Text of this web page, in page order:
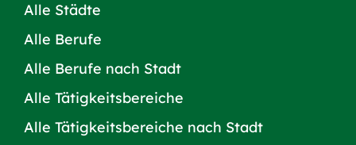
Alle Städte
Alle Berufe
Alle Berufe nach Stadt
Alle Tätigkeitsbereiche
Alle Tätigkeitsbereiche nach Stadt